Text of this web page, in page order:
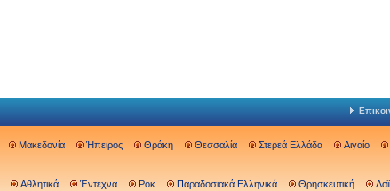
Μακεδονία Ήπειρος Θράκη Θεσσαλία Στερεά Ελλάδα Αιγαίο
Αθλητικά Έντεχνα Ροκ Παραδοσιακά Ελληνικά Θρησκευτική